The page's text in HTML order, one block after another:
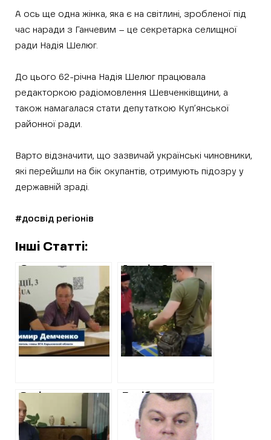
А ось ще одна жінка, яка є на світлині, зробленої під
час наради з Ганчевим – це секретарка селищної
ради Надія Шелюг.
До цього 62-річна Надія Шелюг працювала
редакторкою радіомовлення Шевченківщини, а
також намагалася стати депутаткою Куп’янської
районної ради.
Варто відзначити, що зазвичай українські чиновники,
які перейшли на бік окупантів, отримують підозру у
державній зраді.
#досвід регіонів
Інші Статті:
Окупанти
призначили
сепаратиста з
Харкова
заступником
гауляйтера
Ганчева.
Подробиці
Андрію Стрижку,
посібнику
російських
окупантів у
Шевченково,
повідомили про
підозру за наругу
над Гербом
Засідання
колаборантів у
Куп’янську: сталі
відомі учасники
Посібники
російських
окупантів на
Харківщині. Ізюм